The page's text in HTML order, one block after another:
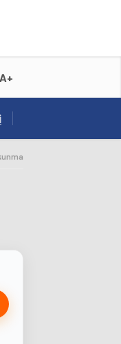
A+